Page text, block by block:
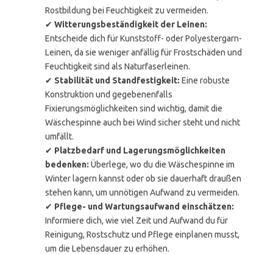
Rostbildung bei Feuchtigkeit zu vermeiden.
✔ Witterungsbeständigkeit der Leinen:
Entscheide dich für Kunststoff- oder Polyestergarn-
Leinen, da sie weniger anfällig für Frostschäden und
Feuchtigkeit sind als Naturfaserleinen.
✔ Stabilität und Standfestigkeit: Eine robuste
Konstruktion und gegebenenfalls
Fixierungsmöglichkeiten sind wichtig, damit die
Wäschespinne auch bei Wind sicher steht und nicht
umfällt.
✔ Platzbedarf und Lagerungsmöglichkeiten
bedenken: Überlege, wo du die Wäschespinne im
Winter lagern kannst oder ob sie dauerhaft draußen
stehen kann, um unnötigen Aufwand zu vermeiden.
✔ Pflege- und Wartungsaufwand einschätzen:
Informiere dich, wie viel Zeit und Aufwand du für
Reinigung, Rostschutz und Pflege einplanen musst,
um die Lebensdauer zu erhöhen.